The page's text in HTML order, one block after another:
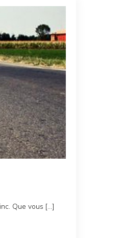
Que vous […]